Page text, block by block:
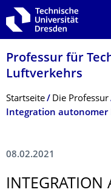
Zur Hauptnavigation
Zur Suche springen
Zum Inhalt springen
Professur für
Luftverkehrs
Breadcrumb-Menü
Startseite Die Professur
08.02.2021
INTEGRATION